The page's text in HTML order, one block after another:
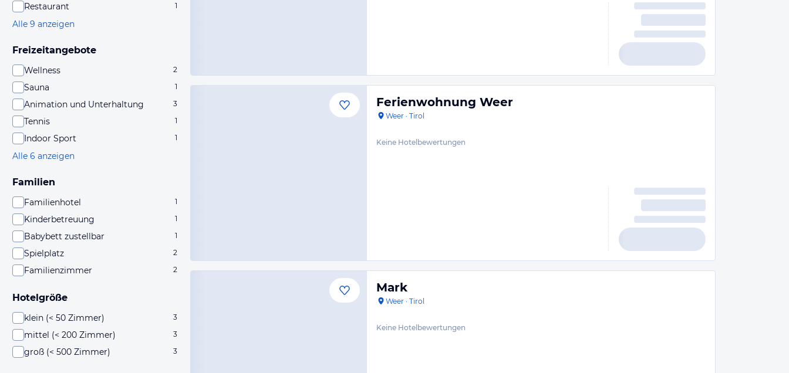
Restaurant 1
Alle 9 anzeigen
Freizeitangebote
Wellness 2
Sauna 1
Animation und Unterhaltung 3
Tennis 1
Indoor Sport 1
Alle 6 anzeigen
Familien
Familienhotel 1
Kinderbetreuung 1
Babybett zustellbar 1
Spielplatz 2
Familienzimmer 2
Hotelgröße
klein (< 50 Zimmer) 3
mittel (< 200 Zimmer) 3
groß (< 500 Zimmer) 3
Ferienwohnung Weer
Weer · Tirol
Keine Hotelbewertungen
Mark
Weer · Tirol
Keine Hotelbewertungen